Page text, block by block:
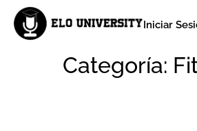
Iniciar
Categoría: